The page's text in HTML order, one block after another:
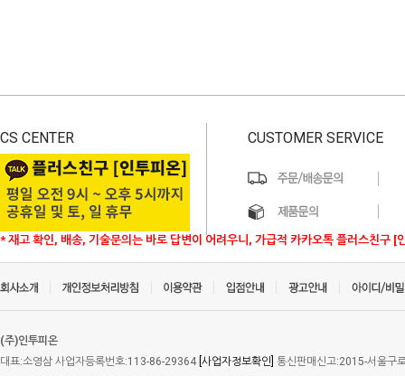
CS CENTER
* 재고 확인, 배송, 기술문의는 바로 답변이 어려우니, 가급적 카카오톡 플러스친구 [
CUSTOMER SERVICE
(주)인투피온
대표:소영삼 사업자등록번호:113-86-29364 [사업자정보확인] 통신판매신고:2015-서울구